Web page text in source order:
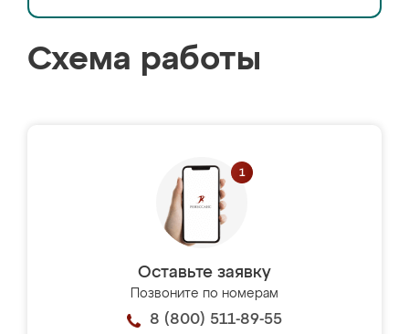
Схема работы
Оставьте заявку
Позвоните по номерам
8 (800) 511-89-55